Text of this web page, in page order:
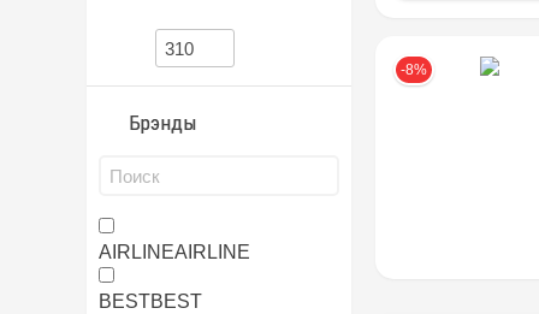
Брэнды
AIRLINEAIRLINE
BESTBEST
-8%